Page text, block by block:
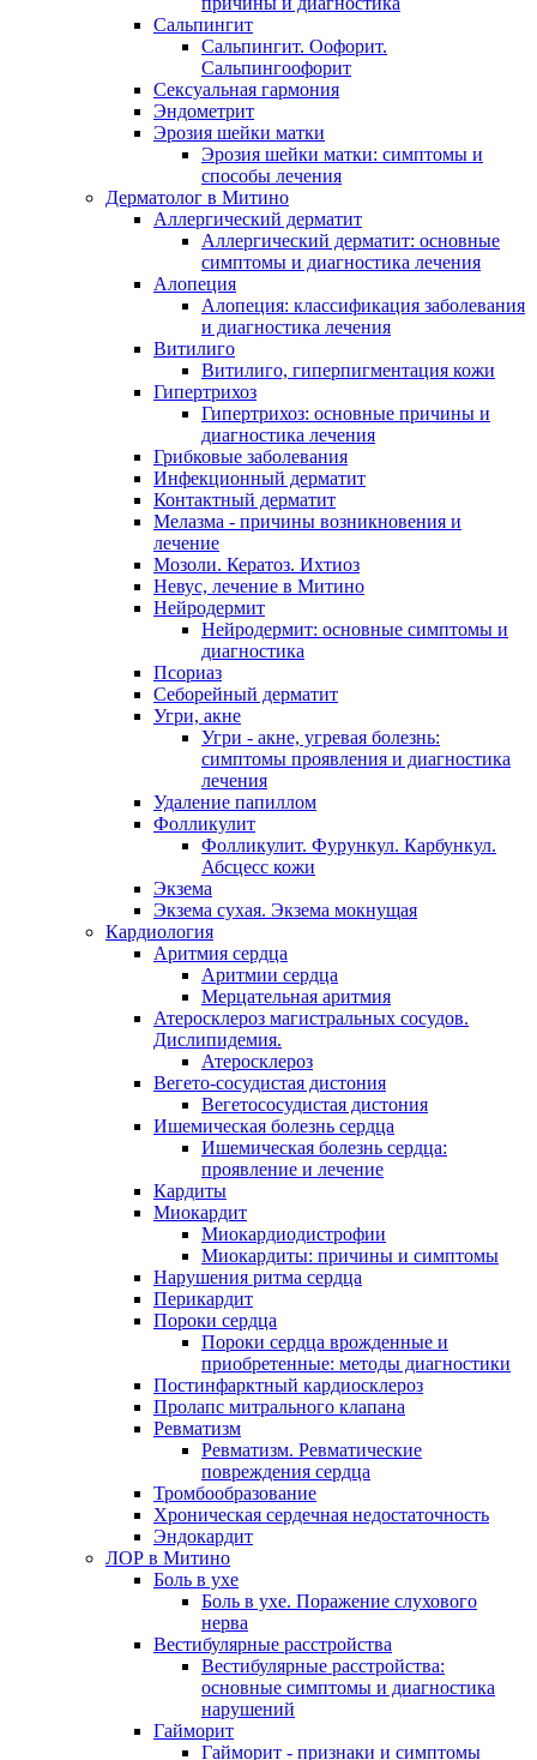
Сальпингит
Сальпингит. Оофорит.
Сальпингоофорит
Сексуальная гармония
Эндометрит
Эрозия шейки матки
Эрозия шейки матки: симптомы и
способы лечения
Дерматолог в Митино
Аллергический дерматит
Аллергический дерматит: основные
симптомы и диагностика лечения
Алопеция
Алопеция: классификация заболевания
и диагностика лечения
Витилиго
Витилиго, гиперпигментация кожи
Гипертрихоз
Гипертрихоз: основные причины и
диагностика лечения
Грибковые заболевания
Инфекционный дерматит
Контактный дерматит
Мелазма - причины возникновения и
лечение
Мозоли. Кератоз. Ихтиоз
Невус, лечение в Митино
Нейродермит
Нейродермит: основные симптомы и
диагностика
Псориаз
Себорейный дерматит
Угри, акне
Угри - акне, угревая болезнь:
симптомы проявления и диагностика
лечения
Удаление папиллом
Фолликулит
Фолликулит. Фурункул. Карбункул.
Абсцесс кожи
Экзема
Экзема сухая. Экзема мокнущая
Кардиология
Аритмия сердца
Аритмии сердца
Мерцательная аритмия
Атеросклероз магистральных сосудов.
Дислипидемия.
Атеросклероз
Вегето-сосудистая дистония
Вегетососудистая дистония
Ишемическая болезнь сердца
Ишемическая болезнь сердца:
проявление и лечение
Кардиты
Миокардит
Миокардиодистрофии
Миокардиты: причины и симптомы
Нарушения ритма сердца
Перикардит
Пороки сердца
Пороки сердца врожденные и
приобретенные: методы диагностики
Постинфарктный кардиосклероз
Пролапс митрального клапана
Ревматизм
Ревматизм. Ревматические
повреждения сердца
Тромбообразование
Хроническая сердечная недостаточность
Эндокардит
ЛОР в Митино
Боль в ухе
Боль в ухе. Поражение слухового
нерва
Вестибулярные расстройства
Вестибулярные расстройства:
основные симптомы и диагностика
нарушений
Гайморит
Гайморит - признаки и симптомы